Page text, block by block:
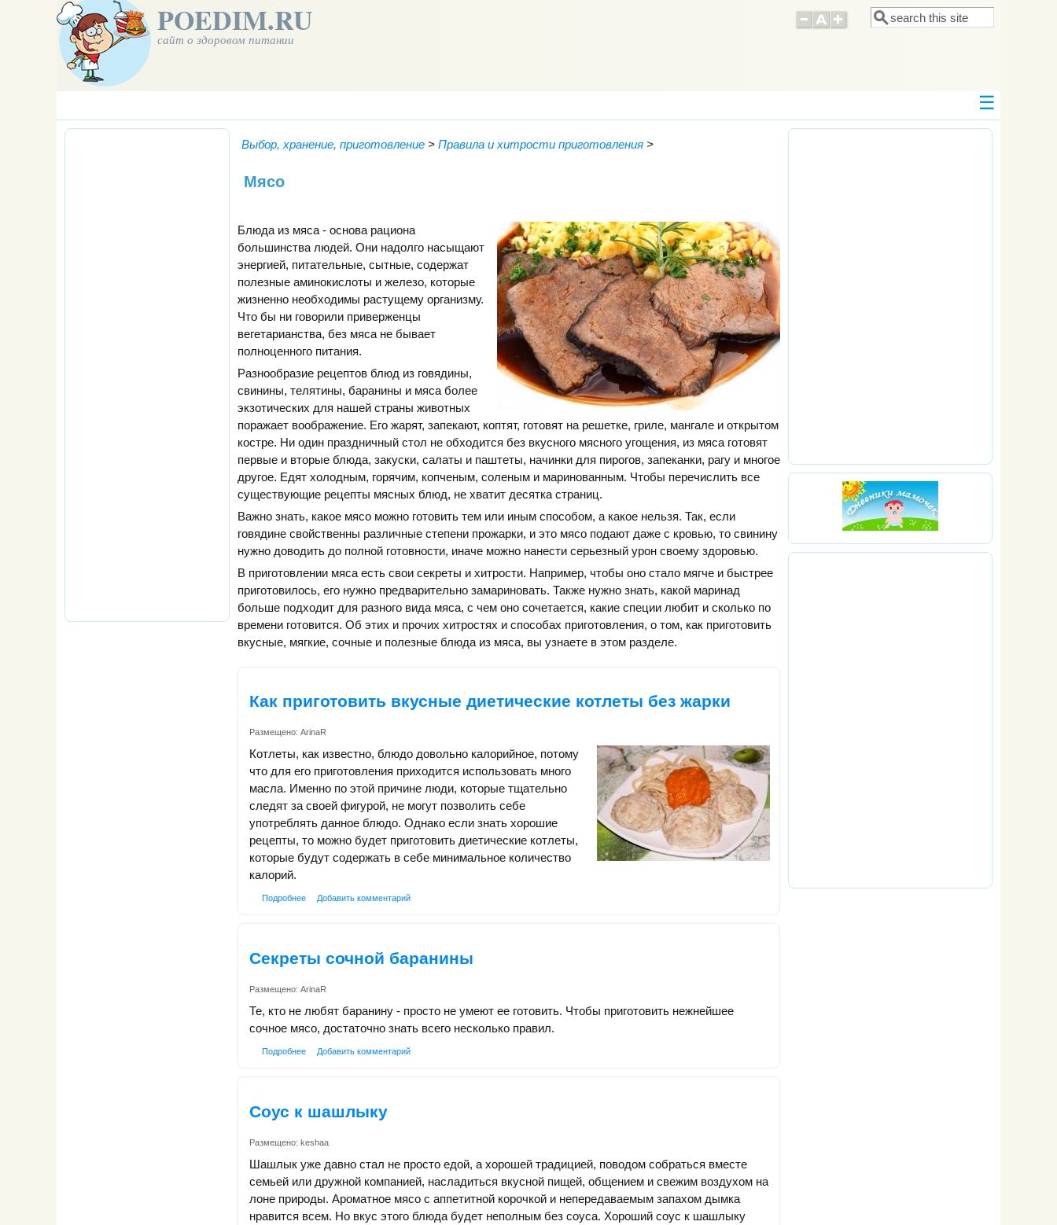
POEDIM.RU
сайт о здоровом питании
Форма поиска
Поиск
Выбор, хранение, приготовление > Правила и хитрости приготовления >
Мясо
Блюда из мяса - основа рациона
большинства людей. Они надолго насыщают
энергией, питательные, сытные, содержат
полезные аминокислоты и железо, которые
жизненно необходимы растущему организму.
Что бы ни говорили приверженцы
вегетарианства, без мяса не бывает
полноценного питания.
Разнообразие рецептов блюд из говядины,
свинины, телятины, баранины и мяса более
экзотических для нашей страны животных
поражает воображение. Его жарят, запекают, коптят, готовят на решетке, гриле, мангале и открытом
костре. Ни один праздничный стол не обходится без вкусного мясного угощения, из мяса готовят
первые и вторые блюда, закуски, салаты и паштеты, начинки для пирогов, запеканки, рагу и многое
другое. Едят холодным, горячим, копченым, соленым и маринованным. Чтобы перечислить все
существующие рецепты мясных блюд, не хватит десятка страниц.
Важно знать, какое мясо можно готовить тем или иным способом, а какое нельзя. Так, если
говядине свойственны различные степени прожарки, и это мясо подают даже с кровью, то свинину
нужно доводить до полной готовности, иначе можно нанести серьезный урон своему здоровью.
В приготовлении мяса есть свои секреты и хитрости. Например, чтобы оно стало мягче и быстрее
приготовилось, его нужно предварительно замариновать. Также нужно знать, какой маринад
больше подходит для разного вида мяса, с чем оно сочетается, какие специи любит и сколько по
времени готовится. Об этих и прочих хитростях и способах приготовления, о том, как приготовить
вкусные, мягкие, сочные и полезные блюда из мяса, вы узнаете в этом разделе.
Как приготовить вкусные диетические котлеты без жарки
Размещено: ArinaR
Котлеты, как известно, блюдо довольно калорийное, потому
что для его приготовления приходится использовать много
масла. Именно по этой причине люди, которые тщательно
следят за своей фигурой, не могут позволить себе
употреблять данное блюдо. Однако если знать хорошие
рецепты, то можно будет приготовить диетические котлеты,
которые будут содержать в себе минимальное количество
калорий.
Подробнее Добавить комментарий
Секреты сочной баранины
Размещено: ArinaR
Те, кто не любят баранину - просто не умеют ее готовить. Чтобы приготовить нежнейшее
сочное мясо, достаточно знать всего несколько правил.
Подробнее Добавить комментарий
Соус к шашлыку
Размещено: keshaa
Шашлык уже давно стал не просто едой, а хорошей традицией, поводом собраться вместе
семьей или дружной компанией, насладиться вкусной пищей, общением и свежим воздухом на
лоне природы. Ароматное мясо с аппетитной корочкой и непередаваемым запахом дымка
нравится всем. Но вкус этого блюда будет неполным без соуса. Хороший соус к шашлыку